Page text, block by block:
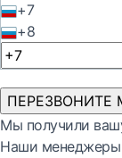
+7
+8
ПЕРЕЗВОНИТЕ
Мы получили
Наши менеджеры